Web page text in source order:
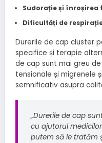
Sudorație și înroșirea
Dificultăți de
Durerile de cap cluster
specifice și terapie
de cap sunt mai greu
tensionale și migrenele
semnificativ asupra
„Durerile de cap
cu ajutorul
putem să le tratăm